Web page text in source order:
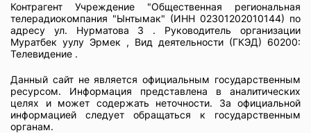
Контрагент Учреждение "Общественная региональная
телерадиокомпания "Ынтымак" (ИНН 02301202010144) по
адресу ул. Нурматова 3 . Руководитель организации
Муратбек уулу Эрмек , Вид деятельности (ГКЭД) 60200:
Телевидение .
Данный сайт не является официальным государственным
ресурсом. Информация представлена в аналитических
целях и может содержать неточности. За официальной
информацией следует обращаться к государственным
органам.